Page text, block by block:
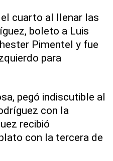
cuarto al llenar las
boleto a Luis
Pimentel y fue
para
pegó indiscutible al
con la
recibió
con la tercera de